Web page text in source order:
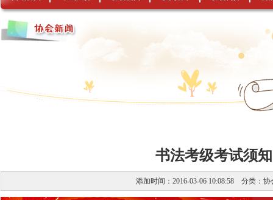
书法考级考试须知
添加时间：2016-03-06 10:08:58 分类： 协